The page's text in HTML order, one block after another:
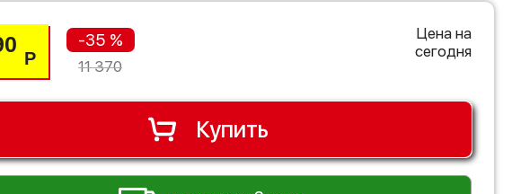
Р
-35 %
11 370
Цена на
сегодня
Купить